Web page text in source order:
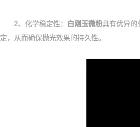
2、化学稳定性： 白刚玉微粉具有优异的
定，从而确保抛光效果的持久性。